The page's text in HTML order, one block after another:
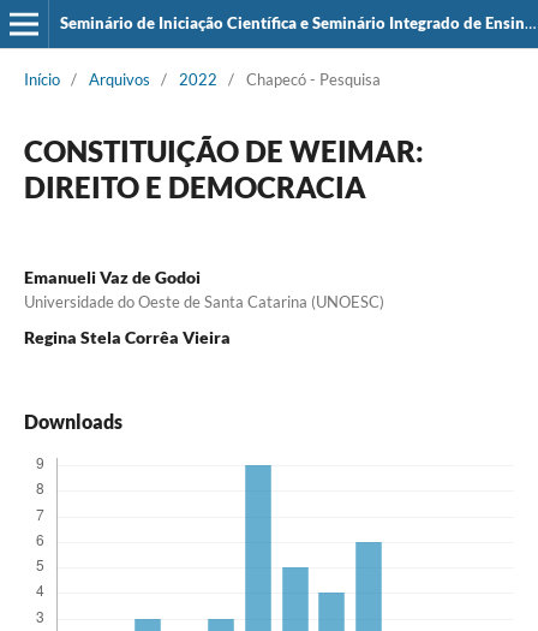
Seminário de Iniciação Científica e Seminário Integrado de Ensino, Pesquisa e Extensão (SIEPE)
Início / Arquivos / 2022 / Chapecó - Pesquisa
CONSTITUIÇÃO DE WEIMAR:
DIREITO E DEMOCRACIA
Emanueli Vaz de Godoi
Universidade do Oeste de Santa Catarina (UNOESC)
Regina Stela Corrêa Vieira
Downloads